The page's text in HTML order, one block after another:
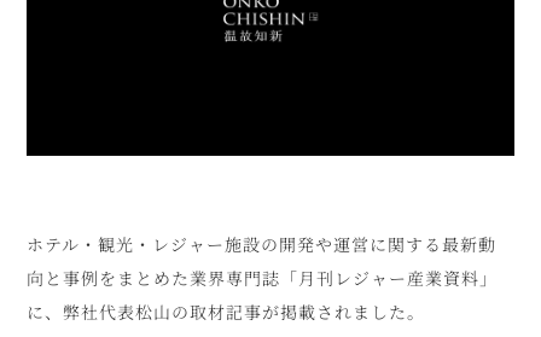
ホテル・観光・レジャー施設の開発や運営に関する最新動
向と事例をまとめた業界専門誌「月刊レジャー産業資料」
に、弊社代表松山の取材記事が掲載されました。